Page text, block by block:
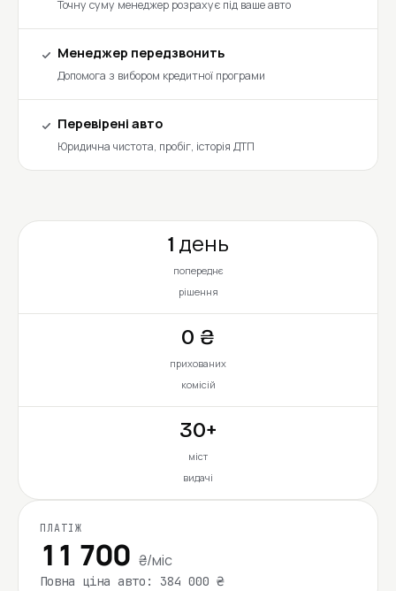
Точну суму менеджер розрахує під ваше авто
Менеджер передзвонить
Допомога з вибором кредитної програми
Перевірені авто
Юридична чистота, пробіг, історія ДТП
1 день
попереднє
рішення
0 ₴
прихованих
комісій
30+
міст
видачі
ПЛАТІЖ
11 700 ₴/міс
Повна ціна авто: 384 000 ₴